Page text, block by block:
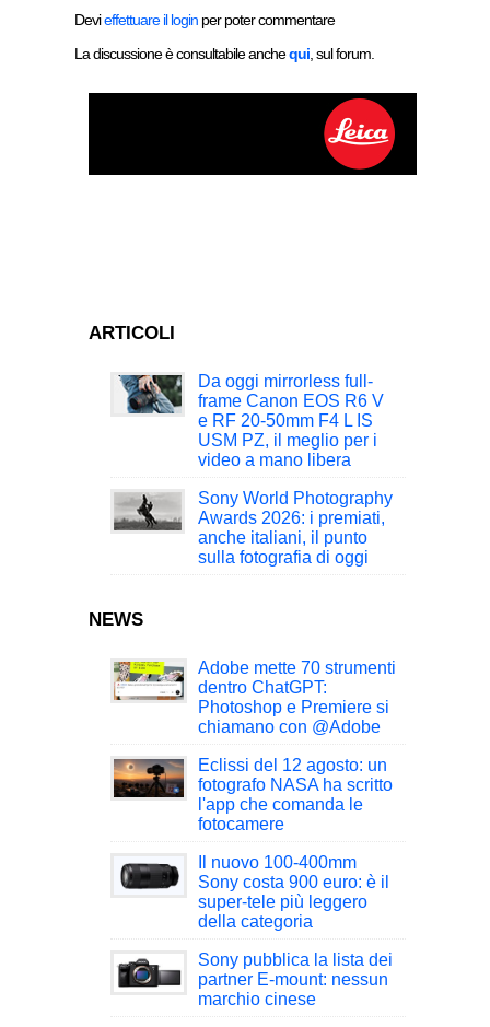
Devieffettuare il login per poter commentare
La discussione è consultabile anchequi, sul forum.
ARTICOLI
Da oggi mirrorless full-
frame Canon EOS R6 V
e RF 20-50mm F4 L IS
USM PZ, il meglio per i
video a mano libera
Sony World Photography
Awards 2026: i premiati,
anche italiani, il punto
sulla fotografia di oggi
NEWS
Adobe mette 70 strumenti
dentro ChatGPT:
Photoshop e Premiere si
chiamano con @Adobe
Eclissi del 12 agosto: un
fotografo NASA ha scritto
l'app che comanda le
fotocamere
Il nuovo 100-400mm
Sony costa 900 euro: è il
super-tele più leggero
della categoria
Sony pubblica la lista dei
partner E-mount: nessun
marchio cinese